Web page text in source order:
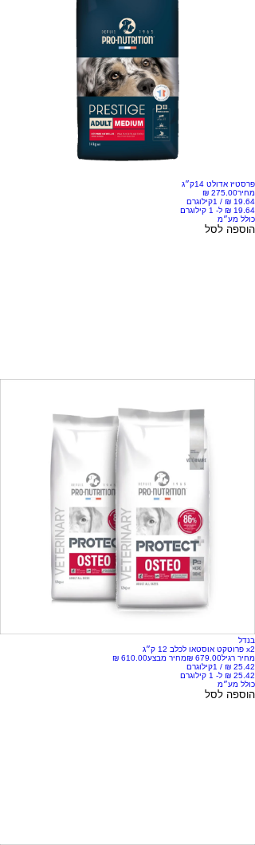
פרסטיז אדולט 14ק״ג
מחיר
/ 1קילוגרם
כולל מע״מ
הוספה לסל
בנדל
x2 פרוטקט אוסטאו לכלב 12 ק״ג
מחיר רגיל
מחיר מבצע
/ 1קילוגרם
כולל מע״מ
הוספה לסל